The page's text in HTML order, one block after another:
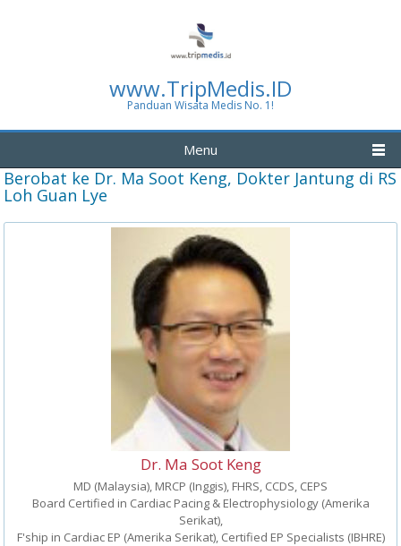
www.TripMedis.ID
Panduan Wisata Medis No. 1!
Menu
Berobat ke Dr. Ma Soot Keng, Dokter Jantung di RS
Loh Guan Lye
Dr. Ma Soot Keng
MD (Malaysia), MRCP (Inggis), FHRS, CCDS, CEPS
Board Certified in Cardiac Pacing & Electrophysiology (Amerika
Serikat),
F'ship in Cardiac EP (Amerika Serikat), Certified EP Specialists (IBHRE)